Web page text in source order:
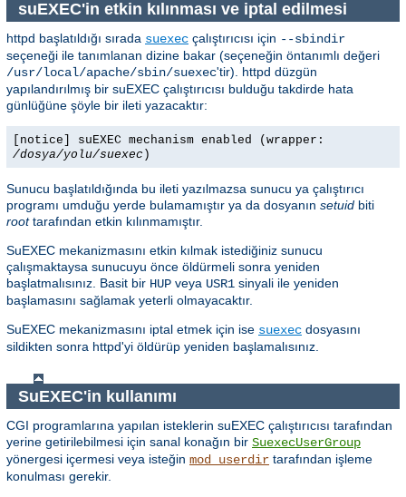
suEXEC'in etkin kılınması ve iptal edilmesi
httpd başlatıldığı sırada suexec çalıştırıcısı için --sbindir
seçeneği ile tanımlanan dizine bakar (seçeneğin öntanımlı değeri
/usr/local/apache/sbin/suexec'tir). httpd düzgün
yapılandırılmış bir suEXEC çalıştırıcısı bulduğu takdirde hata
günlüğüne şöyle bir ileti yazacaktır:
[notice] suEXEC mechanism enabled (wrapper:
/dosya/yolu/suexec )
Sunucu başlatıldığında bu ileti yazılmazsa sunucu ya çalıştırıcı
programı umduğu yerde bulamamıştır ya da dosyanın setuid biti
roottarafından etkin kılınmamıştır.
SuEXEC mekanizmasını etkin kılmak istediğiniz sunucu
çalışmaktaysa sunucuyu önce öldürmeli sonra yeniden
başlatmalısınız. Basit bir HUP veya USR1 sinyali ile yeniden
başlamasını sağlamak yeterli olmayacaktır.
SuEXEC mekanizmasını iptal etmek için ise suexec dosyasını
sildikten sonra httpd'yi öldürüp yeniden başlamalısınız.
SuEXEC'in kullanımı
CGI programlarına yapılan isteklerin suEXEC çalıştırıcısı tarafından
yerine getirilebilmesi için sanal konağın bir SuexecUserGroup
yönergesi içermesi veya isteğin mod_userdir tarafından işleme
konulması gerekir.